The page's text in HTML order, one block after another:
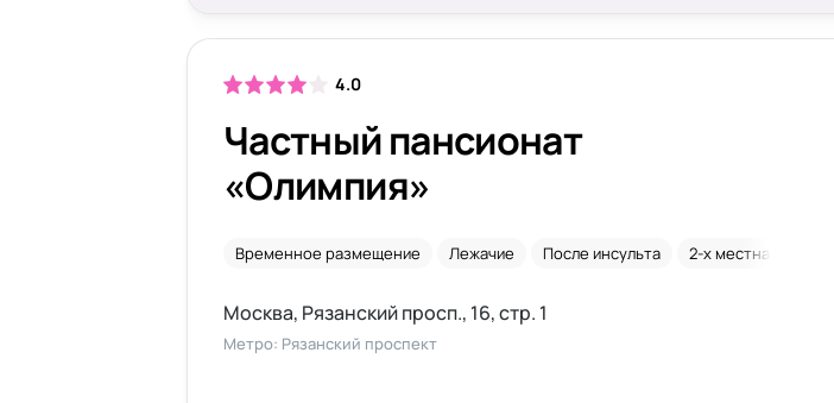
4.0
Частный пансионат
«Олимпия»
Временное размещение Лежачие После инсульта 2-х местная комната
Москва, Рязанский просп., 16, стр. 1
Метро: Рязанский проспект